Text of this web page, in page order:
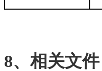
8、相关文件